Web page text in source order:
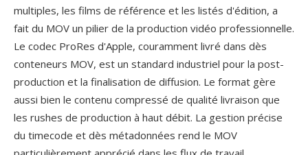
multiples, les films de référence et les listés d'édition, a
fait du MOV un pilier de la production vidéo professionnelle.
Le codec ProRes d'Apple, couramment livré dans dès
conteneurs MOV, est un standard industriel pour la post-
production et la finalisation de diffusion. Le format gère
aussi bien le contenu compressé de qualité livraison que
les rushes de production à haut débit. La gestion précise
du timecode et dès métadonnées rend le MOV